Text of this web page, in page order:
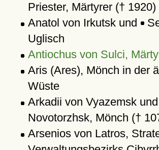
Priester, Märtyrer († 1920)
Anatol von Irkutsk und
Uglisch
Antiochus von Sulci,
Aris (Ares), Mönch in der
Wüste
Arkadii von Vyazemsk und
Novotorzhsk, Mönch (†
Arsenios von Latros,